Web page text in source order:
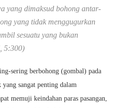
yang dimaksud bohong antar-
yang tidak menggugurkan
sesuatu yang bukan
, 5:300)
sering berbohong (gombal) pada
yang sangat penting dalam
memuji keindahan paras pasangan,